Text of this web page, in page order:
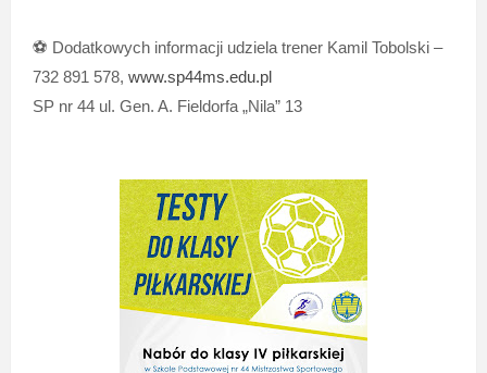
⚽️ Dodatkowych informacji udziela trener Kamil Tobolski –
732 891 578, www.sp44ms.edu.pl
SP nr 44 ul. Gen. A. Fieldorfa „Nila” 13